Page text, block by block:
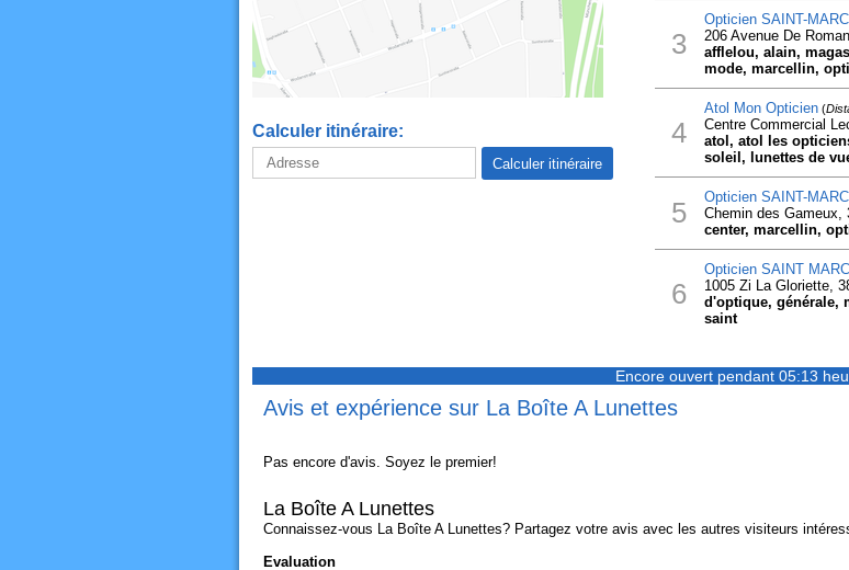
Calculer itinéraire:
3
Opticien SAINT-
206 Avenue De
afflelou, alain,
mode, marcellin,
4
Atol Mon Opticien(
Centre Commercial
atol, atol les
soleil, lunettes de
5 Opticien SAINT-
Chemin des Gameux,
center, marcellin,
6
Opticien SAINT
1005 Zi La Gloriette,
d'optique, générale,
saint
Encore ouvert pendant 05:13
Avis et expérience sur La Boîte A Lunettes
Pas encore d'avis. Soyez le premier!
La Boîte A Lunettes
Connaissez-vous La Boîte A Lunettes? Partagez votre avis avec les autres visiteurs
Evaluation